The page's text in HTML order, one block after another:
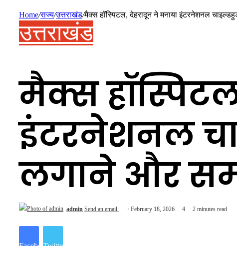
Home/राज्य/उत्तराखंड/मैक्स हॉस्पिटल, देहरादून ने मनाया इंटरनेशनल
उत्तराखंड
मैक्स
इंटरनेशनल
लगाने और
admin Send an email February 18, 2026 4 2 minutes read
FacebookTwitter